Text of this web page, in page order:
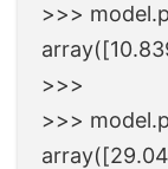
>>>
>>>
>>>